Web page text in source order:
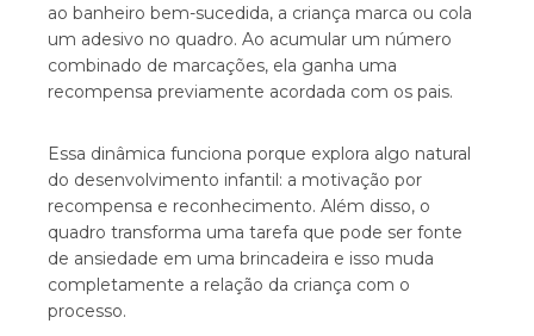
ao banheiro bem-sucedida, a criança marca ou cola
um adesivo no quadro. Ao acumular um número
combinado de marcações, ela ganha uma
recompensa previamente acordada com os pais.
Essa dinâmica funciona porque explora algo natural
do desenvolvimento infantil: a motivação por
recompensa e reconhecimento. Além disso, o
quadro transforma uma tarefa que pode ser fonte
de ansiedade em uma brincadeira e isso muda
completamente a relação da criança com o
processo.